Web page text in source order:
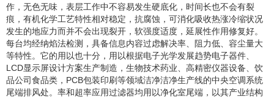
作，无色无味，表层工作中不容易发生硬底化，时间长也不会有裂
痕，有机化学工艺特性相对稳定，抗腐蚀，可消化吸收热涨冷缩状况
发生的地应力而并不会出现裂开，软强度适度，延展性作用修复好。
每台均经纳焰法检测，具备信息内容过虑解决率、阻力低、容尘量大
等特性。它的用以也十分，用以根据电子光学发展趋势电子器件、
LCD显示屏设计方案生产制造，生物技术药业、高精密仪器设备、饮
品公司食品类，PCB包装印刷等领域洁净洁净生产线的中央空调系统
尾端排风处。率和超率应用过滤器均用以净化室尾端，以其产业结构